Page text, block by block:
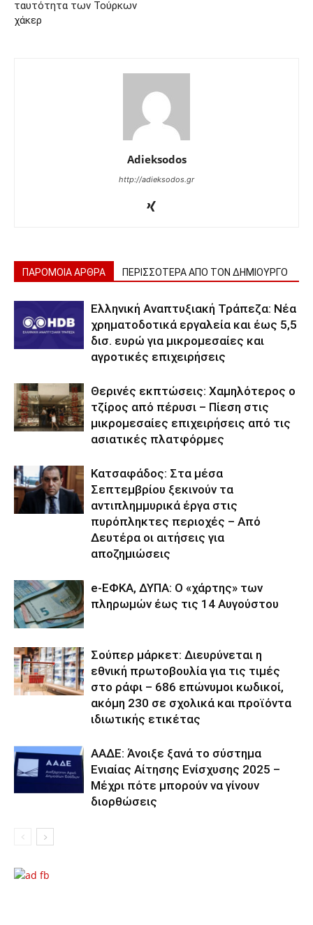
ταυτότητα των Τούρκων
χάκερ
Adieksodos
http://adieksodos.gr
ΠΑΡΟΜΟΙΑ ΑΡΘΡΑ ΠΕΡΙΣΣΟΤΕΡΑ ΑΠΟ ΤΟΝ ΔΗΜΙΟΥΡΓΟ
Ελληνική Αναπτυξιακή Τράπεζα: Νέα
χρηματοδοτικά εργαλεία και έως 5,5
δισ. ευρώ για μικρομεσαίες και
αγροτικές επιχειρήσεις
Θερινές εκπτώσεις: Χαμηλότερος ο
τζίρος από πέρυσι – Πίεση στις
μικρομεσαίες επιχειρήσεις από τις
ασιατικές πλατφόρμες
Κατσαφάδος: Στα μέσα
Σεπτεμβρίου ξεκινούν τα
αντιπλημμυρικά έργα στις
πυρόπληκτες περιοχές – Από
Δευτέρα οι αιτήσεις για
αποζημιώσεις
e-ΕΦΚΑ, ΔΥΠΑ: Ο «χάρτης» των
πληρωμών έως τις 14 Αυγούστου
Σούπερ μάρκετ: Διευρύνεται η
εθνική πρωτοβουλία για τις τιμές
στο ράφι – 686 επώνυμοι κωδικοί,
ακόμη 230 σε σχολικά και προϊόντα
ιδιωτικής ετικέτας
ΑΑΔΕ: Άνοιξε ξανά το σύστημα
Ενιαίας Αίτησης Ενίσχυσης 2025 –
Μέχρι πότε μπορούν να γίνουν
διορθώσεις